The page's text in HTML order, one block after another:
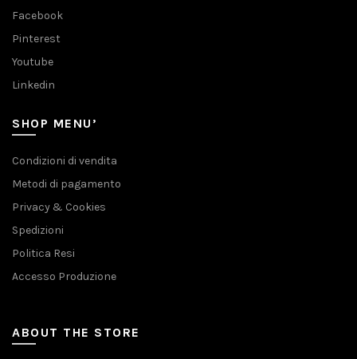
Facebook
Pinterest
Youtube
Linkedin
SHOP MENU’
Condizioni di vendita
Metodi di pagamento
Privacy & Cookies
Spedizioni
Politica Resi
Accesso Produzione
ABOUT THE STORE